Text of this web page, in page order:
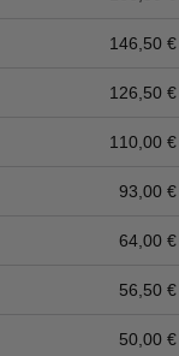
146,50 €
126,50 €
110,00 €
93,00 €
64,00 €
56,50 €
50,00 €